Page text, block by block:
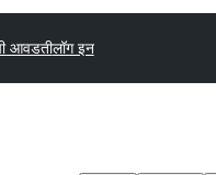
आवडतीलॉग इन